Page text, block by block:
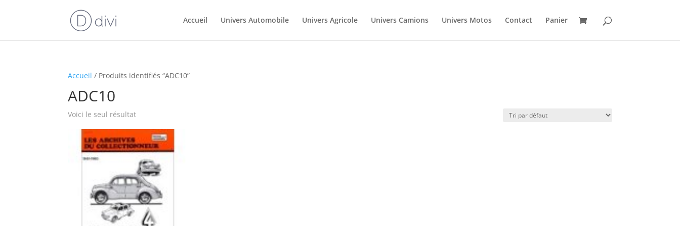
Accueil Univers Automobile Univers Agricole Univers Camions Univers Motos Contact Panier
Accueil / Produits identifiés “ADC10”
ADC10
Voici le seul résultat